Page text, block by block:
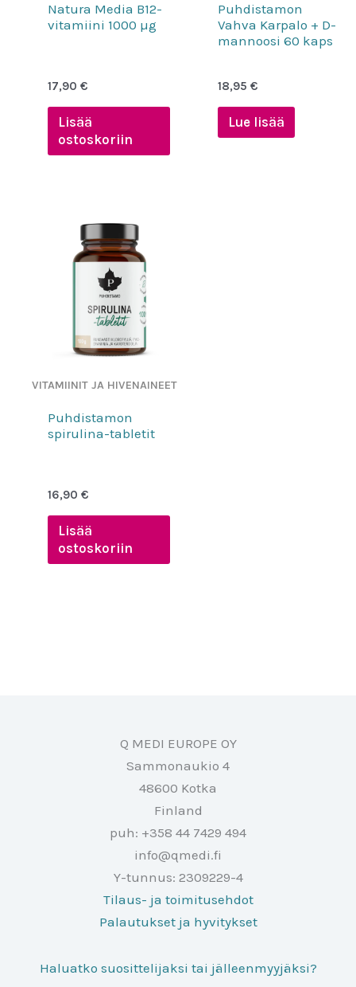
Natura Media B12-
vitamiini 1000 µg
17,90€
Lisää
ostoskoriin
Puhdistamon
Vahva Karpalo + D-
mannoosi 60 kaps
18,95€
Lue lisää
VITAMIINIT JA HIVENAINEET
Puhdistamon
spirulina-tabletit
16,90€
Lisää
ostoskoriin
Q MEDI EUROPE OY
Sammonaukio 4
48600 Kotka
Finland
puh: +358 44 7429 494
info@qmedi.fi
Y-tunnus: 2309229-4
Tilaus- ja toimitusehdot
Palautukset ja hyvitykset
Haluatko suosittelijaksi tai jälleenmyyjäksi?